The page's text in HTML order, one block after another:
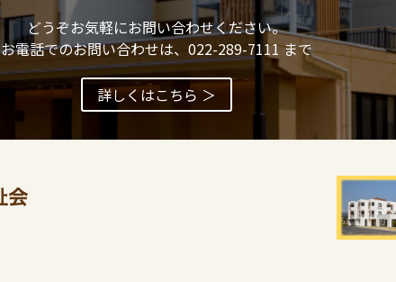
どうぞお気軽にお問い合わせください。
お電話でのお問い合わせは、022-289-7111 まで
詳しくはこちら ＞